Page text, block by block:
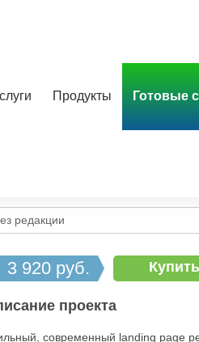
Продукты Готовые
редакции
3 920 руб. Купить
проекта
современный landing page